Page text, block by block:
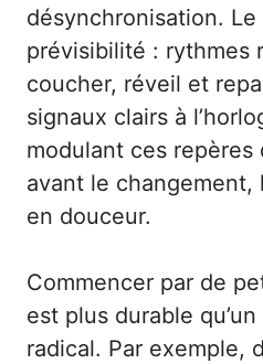
désynchronisation.
prévisibilité : rythmes
coucher, réveil et
signaux clairs à
modulant ces repères
avant le changement,
en douceur.
Commencer par de
est plus durable
radical. Par exemple,